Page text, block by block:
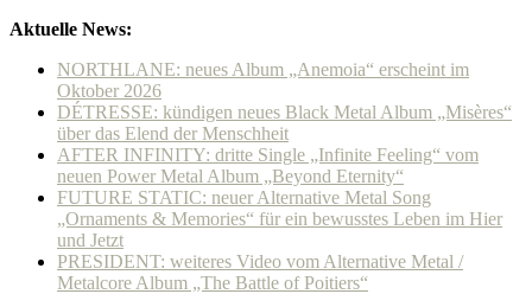
Aktuelle News:
NORTHLANE: neues Album „Anemoia“ erscheint im
Oktober 2026
DÉTRESSE: kündigen neues Black Metal Album „Misères“
über das Elend der Menschheit
AFTER INFINITY: dritte Single „Infinite Feeling“ vom
neuen Power Metal Album „Beyond Eternity“
FUTURE STATIC: neuer Alternative Metal Song
„Ornaments & Memories“ für ein bewusstes Leben im Hier
und Jetzt
PRESIDENT: weiteres Video vom Alternative Metal /
Metalcore Album „The Battle of Poitiers“